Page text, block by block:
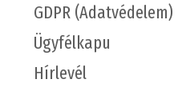
GDPR (Adatvédelem)
Ügyfélkapu
Hírlevél